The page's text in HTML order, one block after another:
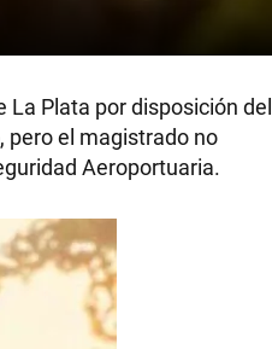
La Plata por disposición del
pero el magistrado no
Aeroportuaria.